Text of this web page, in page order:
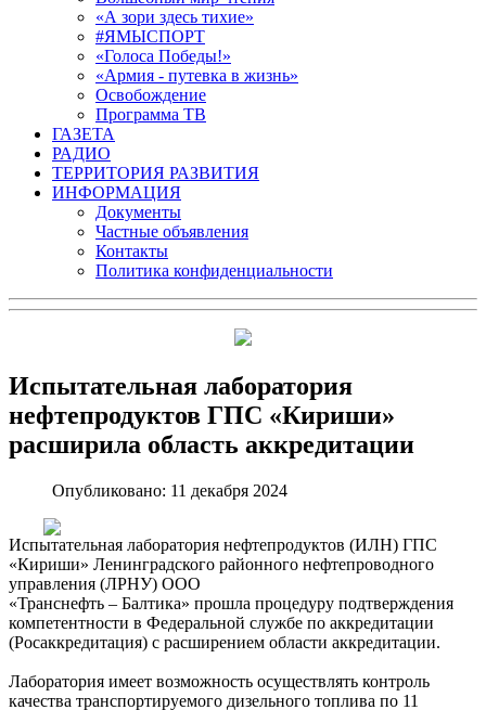
«А зори здесь тихие»
#ЯМЫСПОРТ
«Голоса Победы!»
«Армия - путевка в жизнь»
Освобождение
Программа ТВ
ГАЗЕТА
РАДИО
ТЕРРИТОРИЯ РАЗВИТИЯ
ИНФОРМАЦИЯ
Документы
Частные объявления
Контакты
Политика конфиденциальности
Испытательная лаборатория
нефтепродуктов ГПС «Кириши»
расширила область аккредитации
Опубликовано: 11 декабря 2024
Испытательная лаборатория нефтепродуктов (ИЛН) ГПС
«Кириши» Ленинградского районного нефтепроводного
управления (ЛРНУ) ООО
«Транснефть – Балтика» прошла процедуру подтверждения
компетентности в Федеральной службе по аккредитации
(Росаккредитация) с расширением области аккредитации.
Лаборатория имеет возможность осуществлять контроль
качества транспортируемого дизельного топлива по 11